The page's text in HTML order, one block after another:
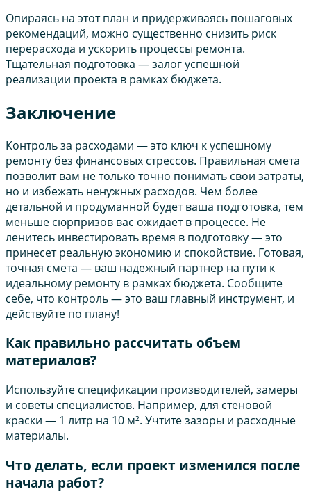
Опираясь на этот план и придерживаясь пошаговых
рекомендаций, можно существенно снизить риск
перерасхода и ускорить процессы ремонта.
Тщательная подготовка — залог успешной
реализации проекта в рамках бюджета.
Заключение
Контроль за расходами — это ключ к успешному
ремонту без финансовых стрессов. Правильная смета
позволит вам не только точно понимать свои затраты,
но и избежать ненужных расходов. Чем более
детальной и продуманной будет ваша подготовка, тем
меньше сюрпризов вас ожидает в процессе. Не
ленитесь инвестировать время в подготовку — это
принесет реальную экономию и спокойствие. Готовая,
точная смета — ваш надежный партнер на пути к
идеальному ремонту в рамках бюджета. Сообщите
себе, что контроль — это ваш главный инструмент, и
действуйте по плану!
Как правильно рассчитать объем
материалов?
Используйте спецификации производителей, замеры
и советы специалистов. Например, для стеновой
краски — 1 литр на 10 м². Учтите зазоры и расходные
материалы.
Что делать, если проект изменился после
начала работ?